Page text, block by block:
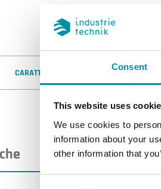
Consent
This website uses
We use cookies to
information about your
other information that
CARATTERISTICHE